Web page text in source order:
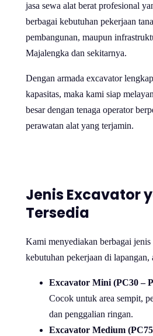
jasa sewa alat berat profesional
berbagai kebutuhan pekerjaan
pembangunan, maupun
Majalengka dan sekitarnya.
Dengan armada excavator
kapasitas, maka kami siap
besar dengan tenaga operator
perawatan alat yang terjamin.
Jenis Excavator
Tersedia
Kami menyediakan berbagai jenis
kebutuhan pekerjaan di lapangan,
Excavator Mini (PC30 –
Cocok untuk area sempit,
dan penggalian ringan.
Excavator Medium